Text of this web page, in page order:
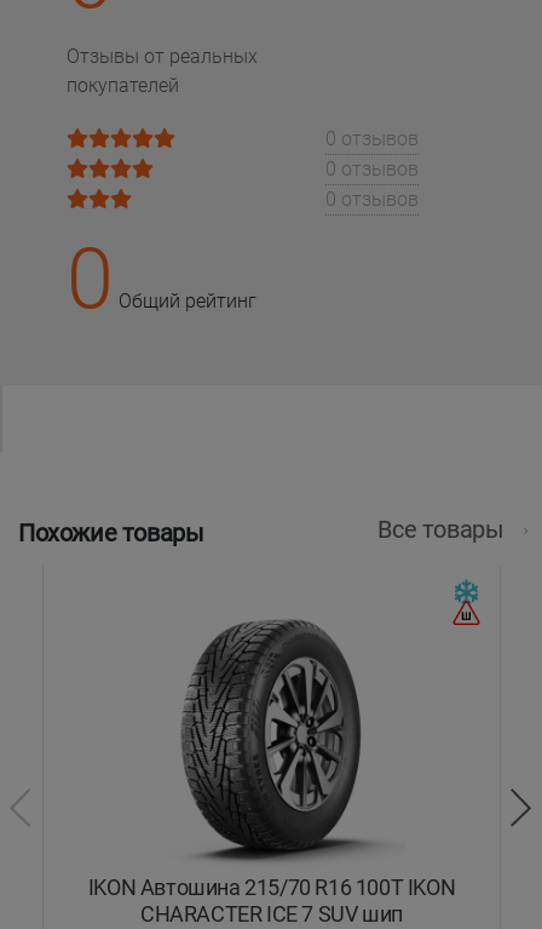
Отзывы от реальных
покупателей
0 отзывов
0 отзывов
0 отзывов
0 Общий рейтинг
Похожие товары Все товары
IKON Автошина 215/70 R16 100T IKON
CHARACTER ICE 7 SUV шип